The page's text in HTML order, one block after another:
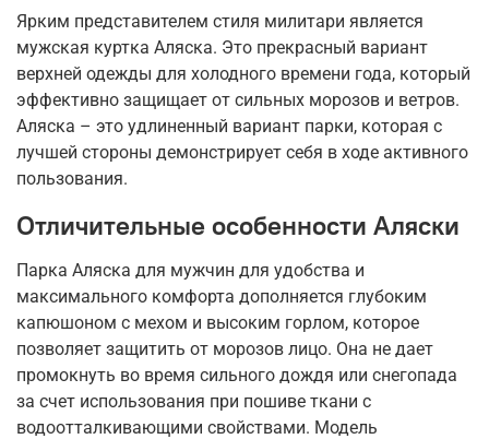
Ярким представителем стиля милитари является
мужская куртка Аляска. Это прекрасный вариант
верхней одежды для холодного времени года, который
эффективно защищает от сильных морозов и ветров.
Аляска – это удлиненный вариант парки, которая с
лучшей стороны демонстрирует себя в ходе активного
пользования.
Отличительные особенности Аляски
Парка Аляска для мужчин для удобства и
максимального комфорта дополняется глубоким
капюшоном с мехом и высоким горлом, которое
позволяет защитить от морозов лицо. Она не дает
промокнуть во время сильного дождя или снегопада
за счет использования при пошиве ткани с
водоотталкивающими свойствами. Модель